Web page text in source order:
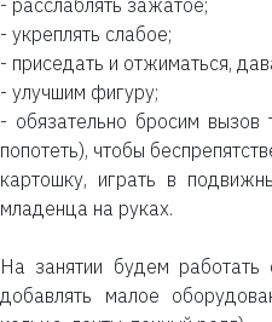
- укреплять слабое;
- приседать и отжиматься,
- улучшим фигуру;
- обязательно бросим вызов
попотеть), чтобы
картошку, играть в
младенца на руках.
На занятии будем работать
добавлять малое